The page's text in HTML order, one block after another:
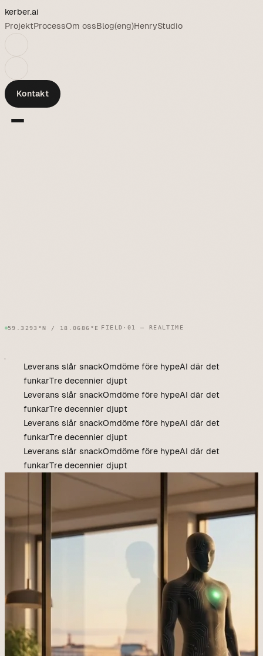
kerber.ai
ProjektProcessOm ossBlog(eng)HenryStudio
Kontakt
59.3293°N / 18.0686°E FIELD·01 — REALTIME
Leverans slår snackOmdöme före hypeAI där det
funkarTre decennier djupt
Leverans slår snackOmdöme före hypeAI där det
funkarTre decennier djupt
Leverans slår snackOmdöme före hypeAI där det
funkarTre decennier djupt
Leverans slår snackOmdöme före hypeAI där det
funkarTre decennier djupt